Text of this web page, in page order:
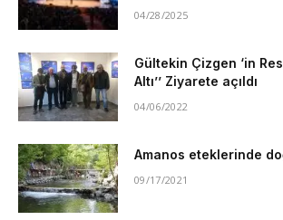
04/28/2025
Gültekin Çizgen ‘in
Altı’’ Ziyarete açıldı
04/06/2022
Amanos eteklerinde
09/17/2021